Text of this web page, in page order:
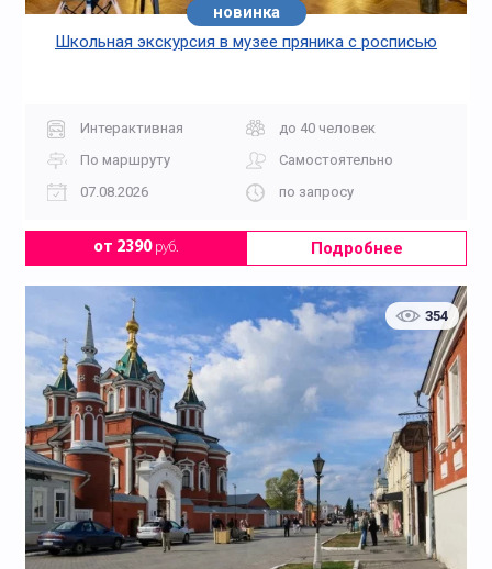
новинка
Школьная экскурсия в музее пряника с росписью
Интерактивная
до 40 человек
По маршруту
Самостоятельно
07.08.2026
по запросу
от 2390руб. Подробнее
354